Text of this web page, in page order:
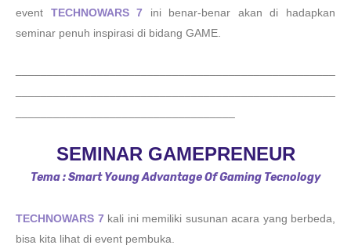
event TECHNOWARS 7
ini benar-benar akan di hadapkan
seminar penuh inspirasi di bidang GAME.
SEMINAR GAMEPRENEUR
Tema : Smart Young Advantage Of Gaming Tecnology
TECHNOWARS 7 kali ini memiliki susunan acara yang berbeda,
bisa kita lihat di event pembuka.